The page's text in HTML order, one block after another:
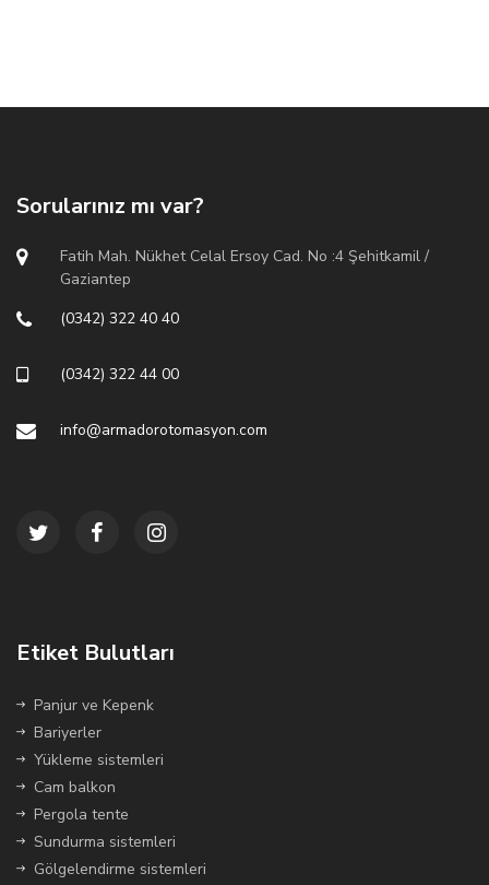
Sorularınız mı var?
Fatih Mah. Nükhet Celal Ersoy Cad. No :4 Şehitkamil /
Gaziantep
(0342) 322 40 40
(0342) 322 44 00
info@armadorotomasyon.com
Etiket Bulutları
Panjur ve Kepenk
Bariyerler
Yükleme sistemleri
Cam balkon
Pergola tente
Sundurma sistemleri
Gölgelendirme sistemleri